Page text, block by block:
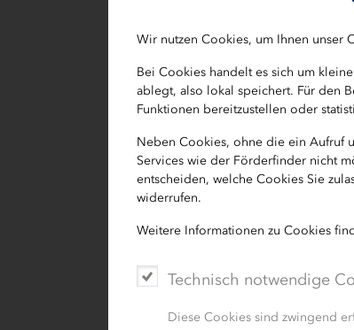
Wir nutzen Cookies, um Ihnen unser
Bei Cookies handelt es sich um
ablegt, also lokal speichert. Für den
Funktionen bereitzustellen oder
Neben Cookies, ohne die ein Aufruf
Services wie der Förderfinder nicht
entscheiden, welche Cookies Sie
widerrufen.
Weitere Informationen zu Cookies
Technisch notwendige
Diese Cookies sind zwingend
Einklang mit den SDG zu
Über die nächsten Jahre
Entwicklung strategischer
messen und damit Teile
Förderprodukte haben wir die
festen Stellenwert in unserer
Mit unserer Erklärung zur
Relevanz der SDGs und
Förderprodukten und
Wir suchen Mitstreiter bei der
wenn Sie in dieser Sache mit